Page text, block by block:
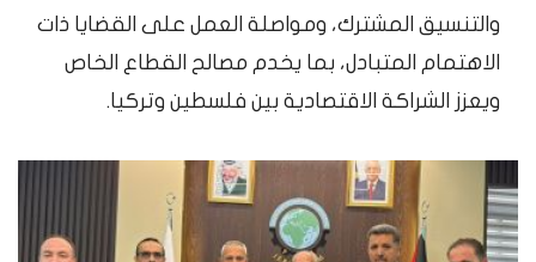
والتنسيق المشترك، ومواصلة العمل على القضايا ذات
الاهتمام المتبادل، بما يخدم مصالح القطاع الخاص
ويعزز الشراكة الاقتصادية بين فلسطين وتركيا.